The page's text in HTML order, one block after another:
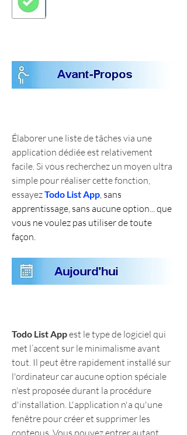
Élaborer une liste de tâches via une
application dédiée est relativement
facile. Si vous recherchez un moyen ultra
simple pour réaliser cette fonction,
essayez Todo List App , sans
apprentissage, sans aucune option... que
vous ne voulez pas utiliser de toute
façon.
Todo List App est le type de logiciel qui
met l’accent sur le minimalisme avant
tout. Il peut être rapidement installé sur
l'ordinateur car aucune option spéciale
n'est proposée durant la procédure
d'installation. L'application n'a qu'une
fenêtre pour créer et supprimer les